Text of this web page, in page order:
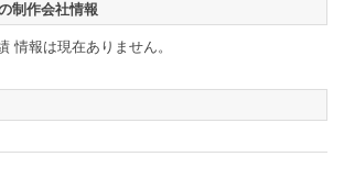
制作会社情報
情報は現在ありません。